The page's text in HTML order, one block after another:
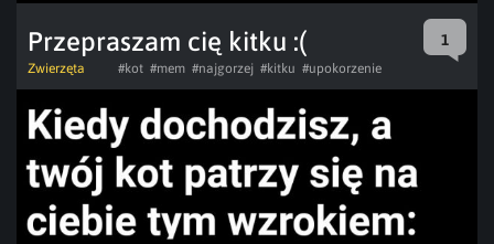
Przepraszam cię kitku :( 1
Zwierzęta #kot #mem #najgorzej #kitku #upokorzenie